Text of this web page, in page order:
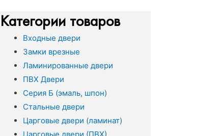
Категории товаров
Входные двери
Замки врезные
Ламинированные двери
ПВХ Двери
Серия Б (эмаль, шпон)
Стальные двери
Царговые двери (ламинат)